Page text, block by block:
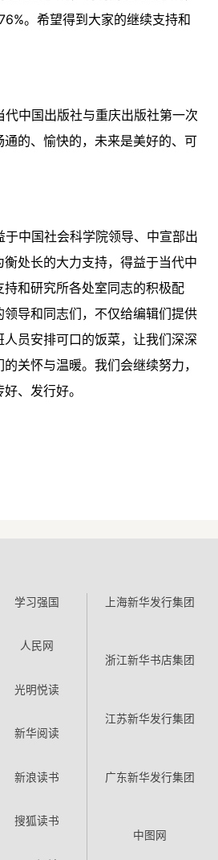
。希望得到大家的继续支持和
代中国出版社与重庆出版社第一次
的、愉快的，未来是美好的、可
于中国社会科学院领导、中宣部出
处长的大力支持，得益于当代中
持和研究所各处室同志的积极配
导和同志们，不仅给编辑们提供
员安排可口的饭菜，让我们深深
关怀与温暖。我们会继续努力，
、发行好。
学习强国
人民网
光明悦读
新华阅读
新浪读书
搜狐读书
上海新华发行集团
浙江新华书店集团
江苏新华发行集团
广东新华发行集团
中图网